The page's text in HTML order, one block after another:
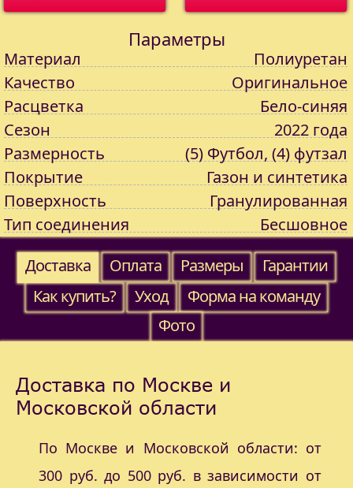
Параметры
Материал
Полиуретан
Качество
Оригинальное
Расцветка
Бело-синяя
Сезон
2022 года
Размерность
(5) Футбол, (4) футзал
Покрытие
Газон и синтетика
Поверхность
Гранулированная
Тип соединения
Бесшовное
Доставка
Оплата Размеры
Гарантии
Как купить?
Уход
Форма на команду
Фото
Доставка по Москве и
Московской области
По Москве и Московской области: от
300 руб. до 500 руб. в зависимости от